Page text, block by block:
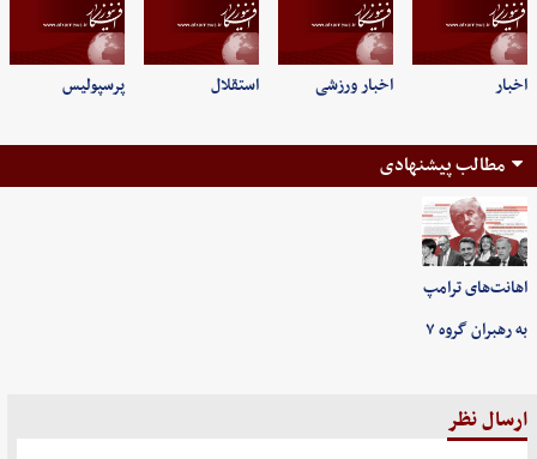
اخبار اخبار ورزشی استقلال پرسپولیس
مطالب پیشنهادی
اهانت‌های ترامپ
به رهبران گروه ۷
ارسال نظر